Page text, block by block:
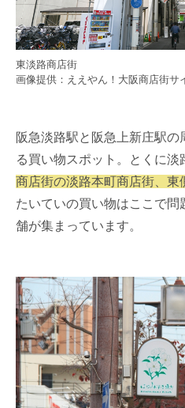
東淡路商店街
画像提供：ええやん！大阪商店街サ
阪急淡路駅と阪急上新庄駅の
る買い物スポット。とくに淡
商店街の淡路本町商店街、東
たいていの買い物はここで
舗が集まっています。